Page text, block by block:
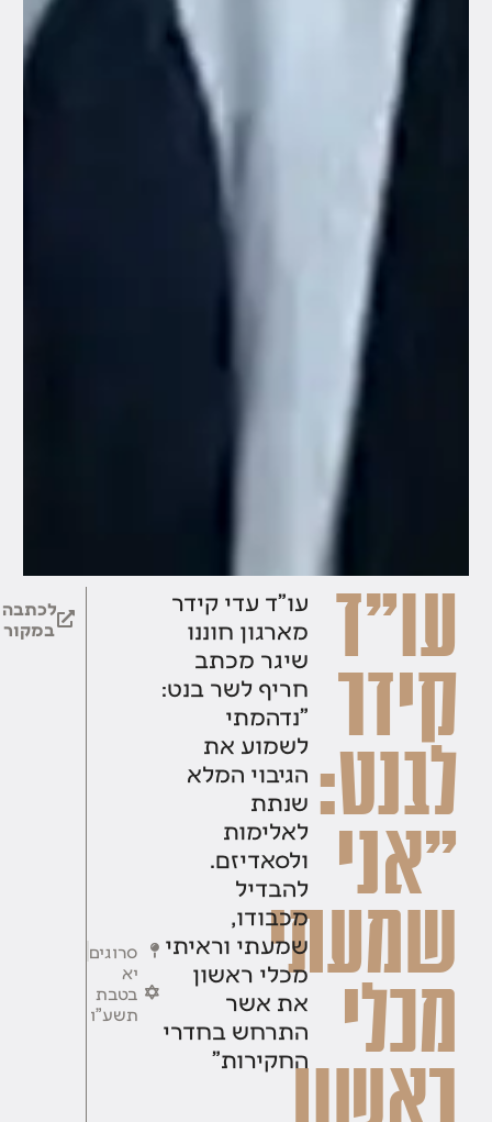
עו"ד
קידר
לבנט:
"אני
שמעתי
מכלי
ראשון
עו"ד עדי קידר
מארגון חוננו
שיגר מכתב
חריף לשר בנט:
"נדהמתי
לשמוע את
הגיבוי המלא
שנתת
לאלימות
ולסאדיזם.
להבדיל
מכבודו,
שמעתי וראיתי
מכלי ראשון
את אשר
התרחש בחדרי
החקירות"
סרוגים
יא
בטבת
תשע"ו
לכתבה
במקור